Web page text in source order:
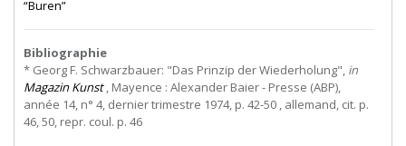
“Buren”
Bibliographie
* Georg F. Schwarzbauer: "Das Prinzip der Wiederholung", in
Magazin Kunst, Mayence : Alexander Baier - Presse (ABP),
année 14, n° 4, dernier trimestre 1974, p. 42-50 , allemand, cit. p.
46, 50, repr. coul. p. 46